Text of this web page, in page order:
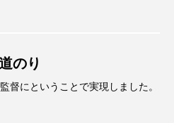
のり
督にということで実現しました。